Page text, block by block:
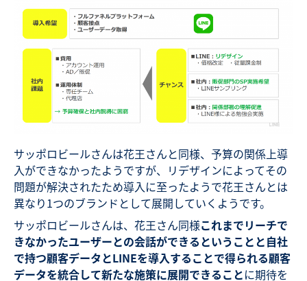
サッポロビールさんは花王さんと同様、予算の関係上導
入ができなかったようですが、リデザインによってその
問題が解決されたため導入に至ったようで花王さんとは
異なり1つのブランドとして展開していくようです。
サッポロビールさんは、花王さん同様これまでリーチで
きなかったユーザーとの会話ができるということと自社
で持つ顧客データとLINEを導入することで得られる顧客
データを統合して新たな施策に展開できることに期待を